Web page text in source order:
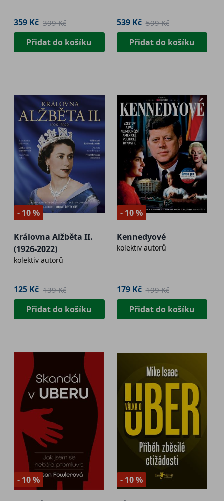
359 Kč 399 Kč
Přidat do košíku
539 Kč 599 Kč
Přidat do košíku
- 10 %
Královna Alžběta II.
(1926-2022)
kolektiv autorů
125 Kč 139 Kč
Přidat do košíku
- 10 %
Kennedyové
kolektiv autorů
179 Kč 199 Kč
Přidat do košíku
- 10 % - 10 %